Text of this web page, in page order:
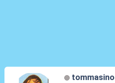
tommasino